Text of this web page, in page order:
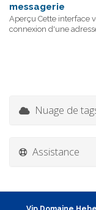
messagerie
Aperçu Cette interface
connexion d'une
Nuage de
Assistance